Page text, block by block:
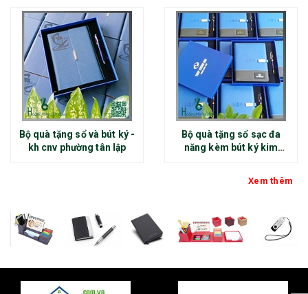
Bộ quà tặng sổ và bút ký -
kh cnv phường tân lập
Bộ quà tặng sổ sạc đa
năng kèm bút ký kim
Xem thêm